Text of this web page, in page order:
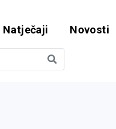
Natječaji Novosti